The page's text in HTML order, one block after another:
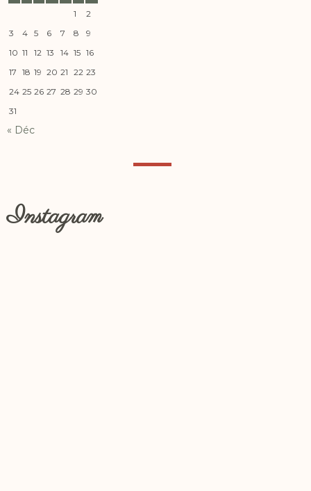
1
2
3
4 5 6 7 8
9
10 11 12 13 14 15 16
17 18 19 20 21 22 23
24 25 26 27 28 29 30
31
« Déc
Instagram